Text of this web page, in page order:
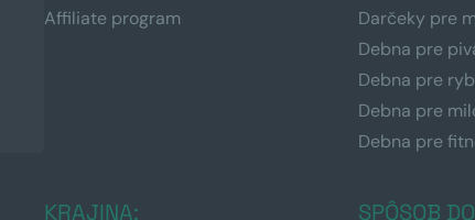
Affiliate program
Darčeky pre
Debna pre
Debna pre
Debna pre
Debna pre
KRAJINA: SPÔSOB